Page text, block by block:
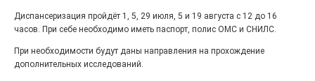
Юбилейным курсом
Гордость за ордена! Заводская улица Горького
Диспансеризация пройдёт 1, 5, 29 июля, 5 и 19 августа с 12 до 16
часов. При себе необходимо иметь паспорт, полис ОМС и СНИЛС.
При необходимости будут даны направления на прохождение
дополнительных исследований.